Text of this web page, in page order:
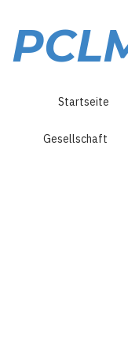
Inhalt
Startseite
Gesellschaft